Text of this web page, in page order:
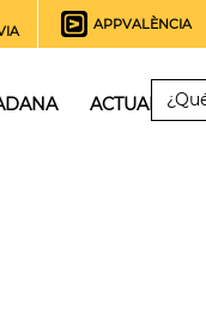
APPVALÈNCIA
ACTUALIDAD